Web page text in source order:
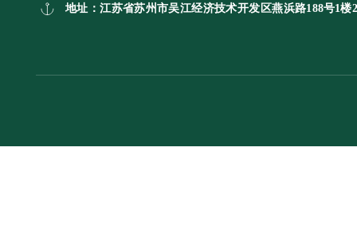
地址：江苏省苏州市吴江经济技术开发区燕浜路188号1楼